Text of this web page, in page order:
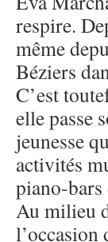
respire.
même
Béziers
C’est
elle passe
jeunesse
activités
piano-
Au milieu
l’occasion